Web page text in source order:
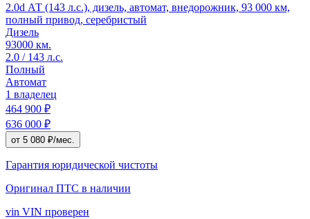
2.0d АТ (143 л.с.), дизель, автомат, внедорожник, 93 000 км,
полный привод, серебристый
Дизель
93000 км.
2.0 / 143 л.с.
Полный
Автомат
1 владелец
464 900 ₽
636 000 ₽
от 5 080 ₽/мес.
Гарантия юридической чистоты
Оригинал ПТС в наличии
vin VIN проверен